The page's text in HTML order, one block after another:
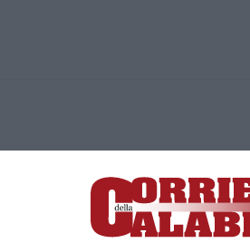
Lamezia Terme (CZ)
responsabile Paola Militano |Privacy